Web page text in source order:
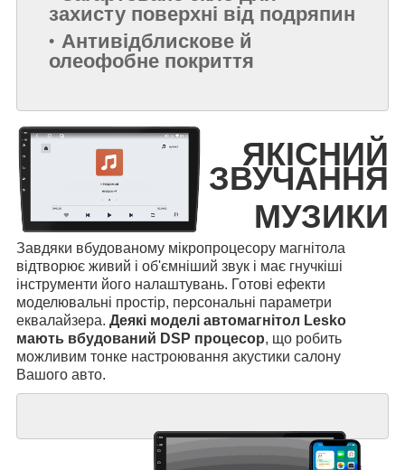
захисту поверхні від подряпин
Антивідблискове й
олеофобне покриття
ЯКІСНИЙ
ЗВУЧАННЯ
МУЗИКИ
Завдяки вбудованому мікропроцесору магнітола
відтворює живий і об'ємніший звук і має гнучкіші
інструменти його налаштувань. Готові ефекти
моделювальні простір, персональні параметри
еквалайзера. Деякі моделі автомагнітол Lesko
мають вбудований DSP процесор, що робить
можливим тонке настроювання акустики салону
Вашого авто.